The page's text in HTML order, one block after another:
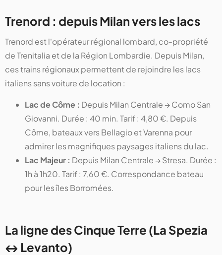
Trenord : depuis Milan vers les lacs
Trenord est l'opérateur régional lombard, co-propriété
de Trenitalia et de la Région Lombardie. Depuis Milan,
ces trains régionaux permettent de rejoindre les lacs
italiens sans voiture de location :
Lac de Côme : Depuis Milan Centrale → Como San
Giovanni. Durée : 40 min. Tarif : 4,80 €. Depuis
Côme, bateaux vers Bellagio et Varenna pour
admirer les magnifiques paysages italiens du lac.
Lac Majeur : Depuis Milan Centrale → Stresa. Durée :
1h à 1h20. Tarif : 7,60 €. Correspondance bateau
pour les îles Borromées.
La ligne des Cinque Terre (La Spezia
↔ Levanto)